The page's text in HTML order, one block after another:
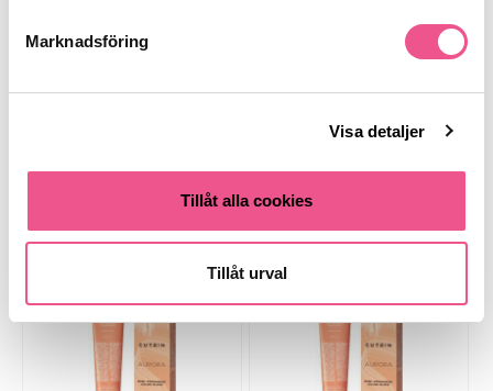
Marknadsföring
Visa detaljer
Tillåt alla cookies
Tillåt urval
Liknande produkter
-15%